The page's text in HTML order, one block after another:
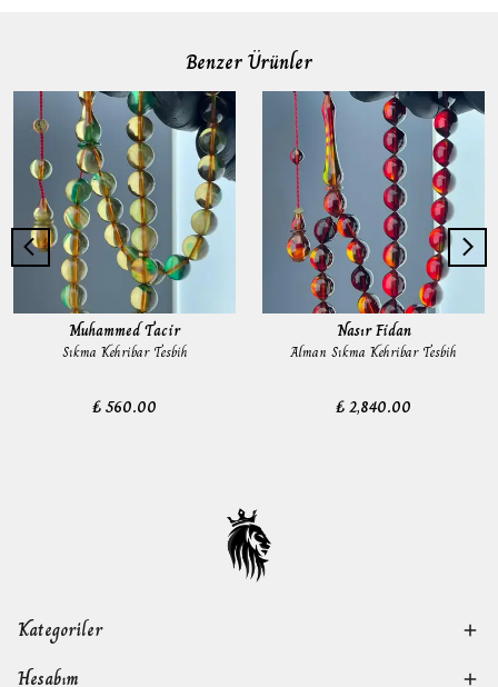
Benzer Ürünler
Muhammed Tacir
Sıkma Kehribar Tesbih
₺ 560.00
Nasır Fidan
Alman Sıkma Kehribar Tesbih
₺ 2,840.00
Kategoriler
Hesabım